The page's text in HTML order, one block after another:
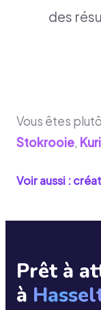
des
Vous êtes
Stokrooie,
Voir aussi :
Prêt à
à